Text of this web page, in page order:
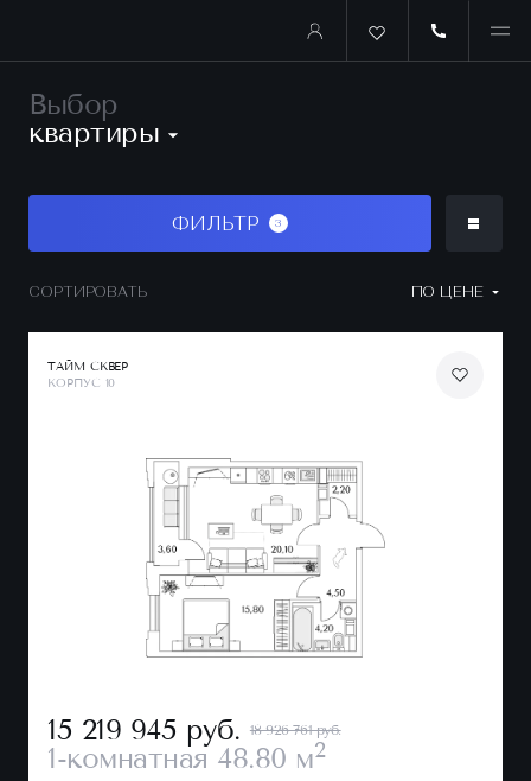
Выбор
квартиры
СОРТИРОВАТЬ ПО ЦЕНЕ
ФИЛЬТР 3
ТАЙМ СКВЕР
КОРПУС 10
15 219 945 руб. 18 926 761 руб.
1-комнатная 48.80 м2